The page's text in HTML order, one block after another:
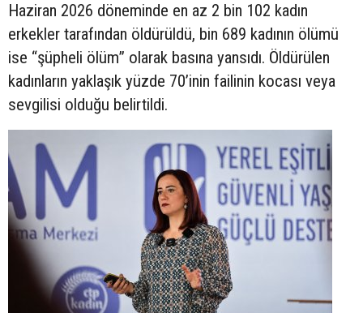
Haziran 2026 döneminde en az 2 bin 102 kadın
erkekler tarafından öldürüldü, bin 689 kadının ölümü
ise “şüpheli ölüm” olarak basına yansıdı. Öldürülen
kadınların yaklaşık yüzde 70’inin failinin kocası veya
sevgilisi olduğu belirtildi.